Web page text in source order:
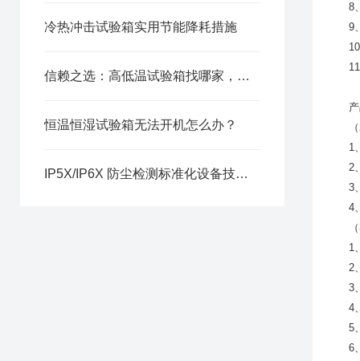
冷热冲击试验箱实用节能降耗措施
信赖之选：高低温试验箱找哪家，口碑厂家深度解析
恒温恒湿试验箱无法开机怎么办？
IP5X/IP6X 防尘检测标准化设备技术解析
8
9
1
2
3
4
1
2
3
4
5
6